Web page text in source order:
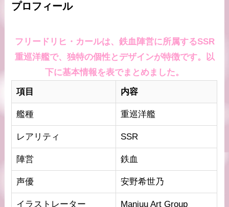
プロフィール
フリードリヒ・カールは、鉄血陣営に所属するSSR
重巡洋艦で、独特の個性とデザインが特徴です。以
下に基本情報を表でまとめました。
項目
内容
艦種 重巡洋艦
レアリティ SSR
陣営 鉄血
声優 安野希世乃
イラストレーター Manjuu Art Group